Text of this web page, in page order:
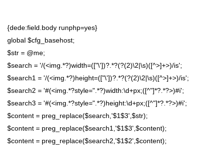
{dede:field.body runphp=yes}
global $cfg_basehost;
$str = @me;
$search = '/(<img.*?)width=(["\'])?.*?(?(2)\2|\s)([^>]+>)/is';
$search1 = '/(<img.*?)height=(["\'])?.*?(?(2)\2|\s)([^>]+>)/is';
$search2 = '#(<img.*?style=".*?)width:\d+px;([^"]*?.*?>)#i';
$search3 = '#(<img.*?style=".*?)height:\d+px;([^"]*?.*?>)#i';
$content = preg_replace($search,'$1$3',$str);
$content = preg_replace($search1,'$1$3',$content);
$content = preg_replace($search2,'$1$2',$content);